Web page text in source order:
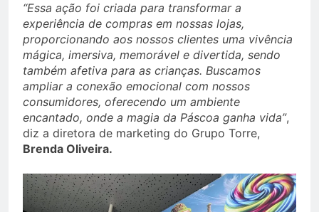
“Essa ação foi criada para transformar a
experiência de compras em nossas lojas,
proporcionando aos nossos clientes uma vivência
mágica, imersiva, memorável e divertida, sendo
também afetiva para as crianças. Buscamos
ampliar a conexão emocional com nossos
consumidores, oferecendo um ambiente
encantado, onde a magia da Páscoa ganha vida”,
diz a diretora de marketing do Grupo Torre,
Brenda Oliveira.